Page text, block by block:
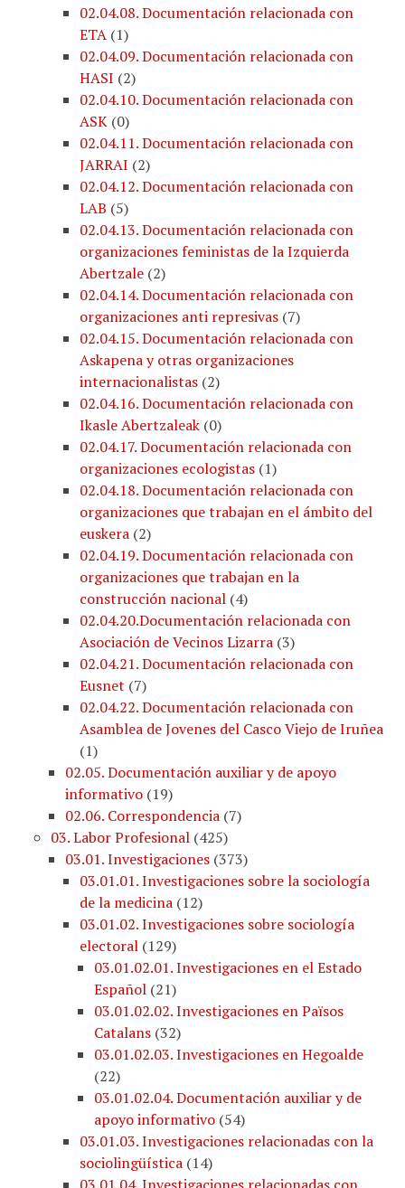
02.04.08. Documentación relacionada con
ETA (1)
02.04.09. Documentación relacionada con
HASI (2)
02.04.10. Documentación relacionada con
ASK (0)
02.04.11. Documentación relacionada con
JARRAI (2)
02.04.12. Documentación relacionada con
LAB (5)
02.04.13. Documentación relacionada con
organizaciones feministas de la Izquierda
Abertzale (2)
02.04.14. Documentación relacionada con
organizaciones anti represivas (7)
02.04.15. Documentación relacionada con
Askapena y otras organizaciones
internacionalistas (2)
02.04.16. Documentación relacionada con
Ikasle Abertzaleak (0)
02.04.17. Documentación relacionada con
organizaciones ecologistas (1)
02.04.18. Documentación relacionada con
organizaciones que trabajan en el ámbito del
euskera (2)
02.04.19. Documentación relacionada con
organizaciones que trabajan en la
construcción nacional (4)
02.04.20.Documentación relacionada con
Asociación de Vecinos Lizarra (3)
02.04.21. Documentación relacionada con
Eusnet (7)
02.04.22. Documentación relacionada con
Asamblea de Jovenes del Casco Viejo de Iruñea
(1)
02.05. Documentación auxiliar y de apoyo
informativo (19)
02.06. Correspondencia (7)
03. Labor Profesional (425)
03.01. Investigaciones (373)
03.01.01. Investigaciones sobre la sociología
de la medicina (12)
03.01.02. Investigaciones sobre sociología
electoral (129)
03.01.02.01. Investigaciones en el Estado
Español (21)
03.01.02.02. Investigaciones en Països
Catalans (32)
03.01.02.03. Investigaciones en Hegoalde
(22)
03.01.02.04. Documentación auxiliar y de
apoyo informativo (54)
03.01.03. Investigaciones relacionadas con la
sociolingüística (14)